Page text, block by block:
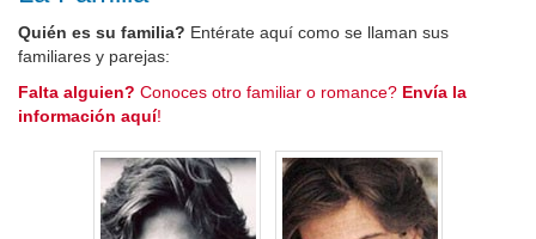
Quién es su familia? Entérate aquí como se llaman sus
familiares y parejas:
Falta alguien? Conoces otro familiar o romance? Envía la
información aquí!